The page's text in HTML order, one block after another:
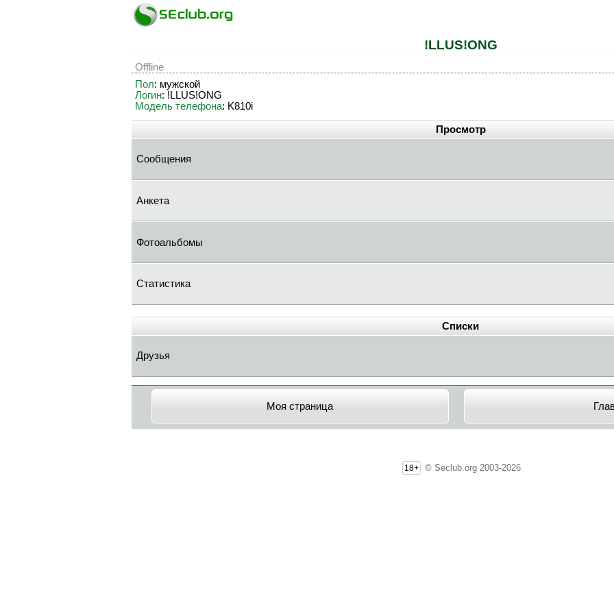
!LLUS!ONG
Offline
Пол: мужской
Логин: !LLUS!ONG
Модель телефона: K810i
Просмотр
Сообщения
Анкета
Фотоальбомы
Статистика
Списки
Друзья
Моя страница
18+ © Seclub.org 2003-2026